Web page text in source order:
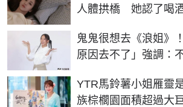
人體拱橋 她認了喝
鬼鬼很想去《浪姐》
原因去不了」強調：
YTR馬鈴薯小姐雁靈
族棕櫚園面積超過大